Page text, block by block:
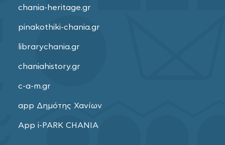
chania-heritage.gr
pinakothiki-chania.gr
librarychania.gr
chaniahistory.gr
c-a-m.gr
app Δημότης Χανίων
App i-PARK CHANIA